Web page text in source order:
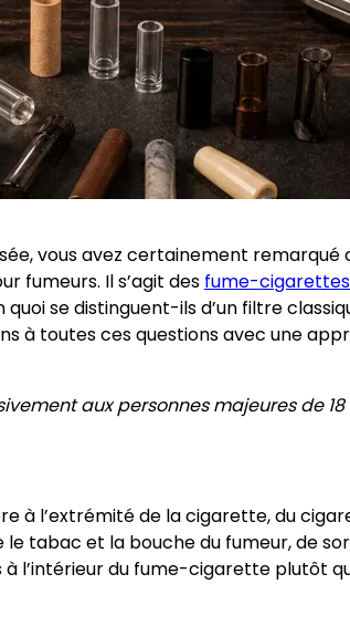
vous avez certainement
fumeurs. Il s’agit des fume-
se distinguent-ils d’un filtre
à toutes ces questions avec une
aux personnes majeures de 18
à l’extrémité de la cigarette, du
tabac et la bouche du fumeur, de
l’intérieur du fume-cigarette plutôt